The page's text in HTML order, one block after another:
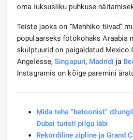
oma luksusliku puhkuse
Teiste jaoks on “Mehhiko tiivad”
populaarseks fotokohaks Araabia
skulptuurid on paigaldatud Mexico
Angelesse,Singapuri, Madridi ja
Instagramis on kõige paremini
Mida teha “betoonist”
Dubai turisti pilgu läbi
Rekordiline zipline ja Grand